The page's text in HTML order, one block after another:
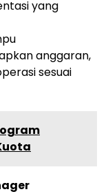
yang
anggaran,
sesuai